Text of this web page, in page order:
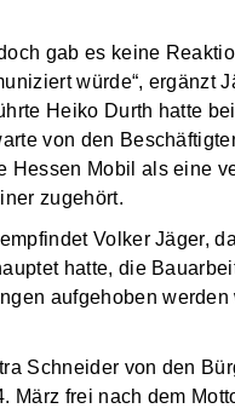
gab es keine
würde“, ergänzt
Heiko Durth hatte
von den
Hessen Mobil als eine
zugehört.
Volker Jäger,
hatte, die
aufgehoben
Schneider von den
März frei nach dem